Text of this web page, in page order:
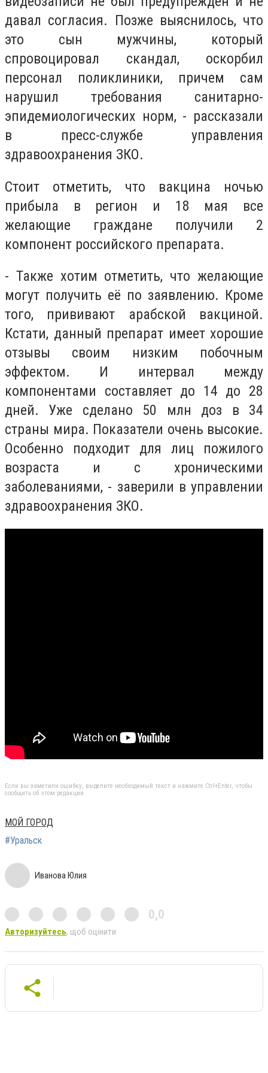
давал согласия. Позже выяснилось, что
это сын мужчины, который
спровоцировал скандал, оскорбил
персонал поликлиники, причем сам
нарушил требования санитарно-
эпидемиологических норм, - рассказали
в пресс-службе управления
здравоохранения ЗКО.
Стоит отметить, что вакцина ночью
прибыла в регион и 18 мая все
желающие граждане получили 2
компонент российского препарата.
- Также хотим отметить, что желающие
могут получить её по заявлению. Кроме
того, прививают арабской вакциной.
Кстати, данный препарат имеет хорошие
отзывы своим низким побочным
эффектом. И интервал между
компонентами составляет до 14 до 28
дней. Уже сделано 50 млн доз в 34
страны мира. Показатели очень высокие.
Особенно подходит для лиц пожилого
возраста и с хроническими
заболеваниями, - заверили в управлении
здравоохранения ЗКО.
Если вы заметили ошибку, выделите необходимый текст и нажмите Ctrl+Enter, чтобы
сообщить об этом редакции
МОЙ ГОРОД
#Уральск
Иванова Юлия
0,0
Авторизуйтесь, щоб оцінити